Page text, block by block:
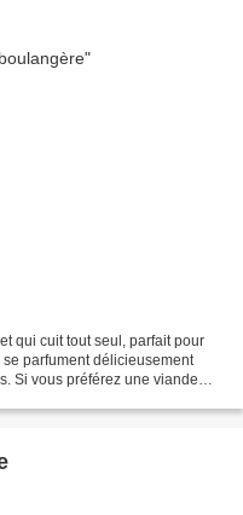
qui cuit tout seul, parfait pour
parfument délicieusement
Si vous préférez une viande